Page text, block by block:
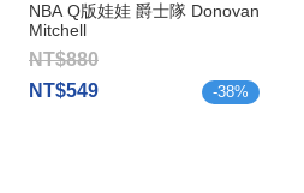
NBA Q版娃娃 爵士隊 Donovan
Mitchell
NT$880
NT$549
-38%